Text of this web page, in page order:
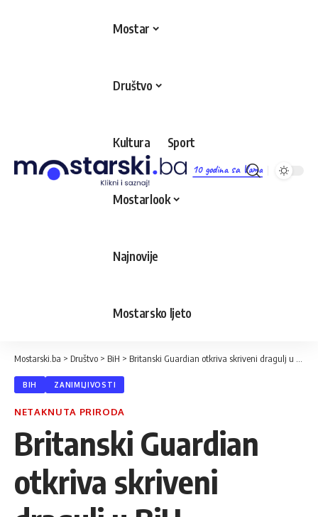
10 godina sa Vama
Mostar
Društvo
Kultura Sport
Mostarlook
Najnovije
Mostarsko ljeto
Mostarski.ba > Društvo > BiH > Britanski Guardian otkriva skriveni dragulj u BiH
BIH ZANIMLJIVOSTI
NETAKNUTA PRIRODA
Britanski Guardian
otkriva skriveni